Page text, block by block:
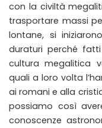
con la civiltà
trasportare massi
lontane, si
duraturi perché
cultura megalitica
quali a loro volta
ai romani e alla
possiamo così
conoscenze